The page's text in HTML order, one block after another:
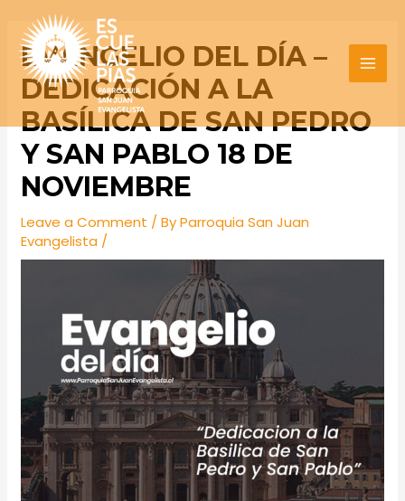
content
EVANGELIO DEL DÍA –
DEDICACIÓN A LA
BASÍLICA DE SAN PEDRO
Y SAN PABLO 18 DE
NOVIEMBRE
Leave a Comment / ByParroquia San Juan
Evangelista /
Post
navigation